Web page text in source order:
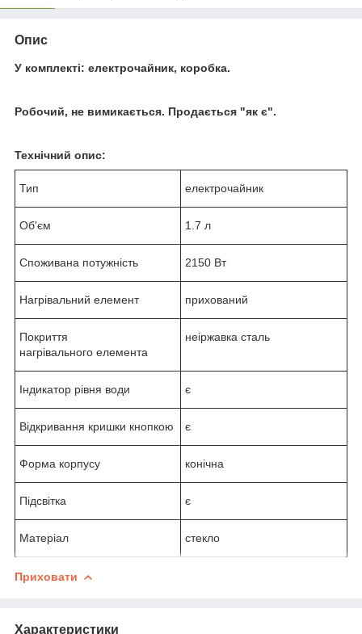
Опис
У комплекті: електрочайник, коробка.
Робочий, не вимикається. Продається "як є".
Технічний опис:
Тип електрочайник
Об'єм 1.7 л
Споживана потужність 2150 Вт
Нагрівальний елемент прихований
Покриття
нагрівального елемента
неіржавка сталь
Індикатор рівня води є
Відкривання кришки кнопкою є
Форма корпусу конічна
Підсвітка є
Матеріал стекло
Приховати
Характеристики